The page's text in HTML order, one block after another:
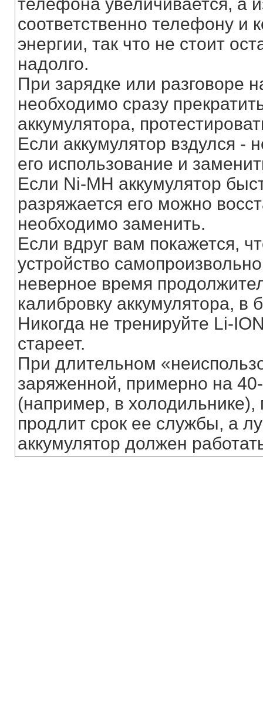
соответственно телефону и
энергии, так что не стоит
надолго.
При зарядке или разговоре
необходимо сразу
аккумулятора,
Если аккумулятор вздулся -
его использование и
Если Ni-MH аккумулятор
разряжается его можно
необходимо заменить.
Если вдруг вам покажется,
устройство
неверное время
калибровку аккумулятора, в
Никогда не тренируйте Li-
стареет.
При длительном
заряженной, примерно на
(например, в холодильнике),
продлит срок ее службы, а
аккумулятор должен